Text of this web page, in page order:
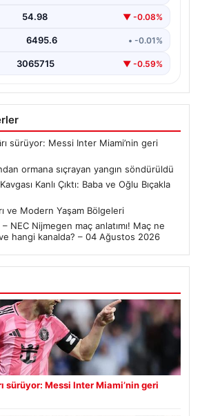
54.98 ▼ -0.08%
6495.6 • -0.01%
3065715 ▼ -0.59%
sürüyor: Messi Inter Miami’nin geri
ormana sıçrayan yangın söndürüldü
Kanlı Çıktı: Baba ve Oğlu Bıçakla
ve Modern Yaşam Bölgeleri
NEC Nijmegen maç anlatımı! Maç ne
hangi kanalda? – 04 Ağustos 2026
sürüyor: Messi Inter Miami’nin geri